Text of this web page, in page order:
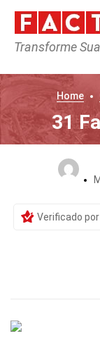
Transforme
Home
31
Verificado